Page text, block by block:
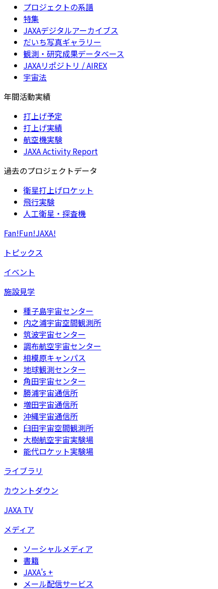
プロジェクトの系譜
特集
JAXAデジタルアーカイブス
だいち写真ギャラリー
観測・研究成果データベース
JAXAリポジトリ / AIREX
宇宙法
年間活動実績
打上げ予定
打上げ実績
航空機実験
JAXA Activity Report
過去のプロジェクトデータ
衛星打上げロケット
飛行実験
人工衛星・探査機
Fan!Fun!JAXA!
トピックス
イベント
施設見学
種子島宇宙センター
内之浦宇宙空間観測所
筑波宇宙センター
調布航空宇宙センター
相模原キャンパス
地球観測センター
角田宇宙センター
勝浦宇宙通信所
増田宇宙通信所
沖縄宇宙通信所
臼田宇宙空間観測所
大樹航空宇宙実験場
能代ロケット実験場
ライブラリ
カウントダウン
JAXA TV
メディア
ソーシャルメディア
書籍
JAXA's +
メール配信サービス